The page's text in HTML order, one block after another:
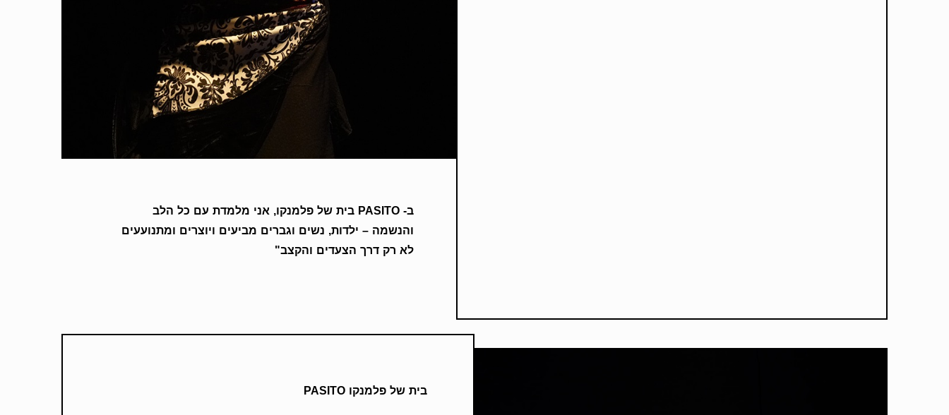
ב- PASITO בית של פלמנקו, אני מלמדת עם כל הלב
והנשמה – ילדות, נשים וגברים מביעים ויוצרים ומתנועעים
לא רק דרך הצעדים והקצב"
בית של פלמנקו PASITO